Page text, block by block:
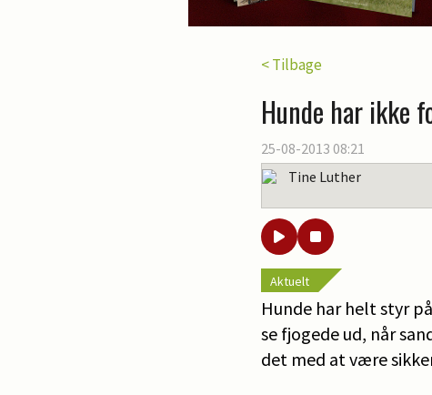
< Tilbage
Hunde har ikke
25-08-2013 08:21
Tine Luther
Aktuelt
Hunde har helt styr
se fjogede ud, når
det med at være